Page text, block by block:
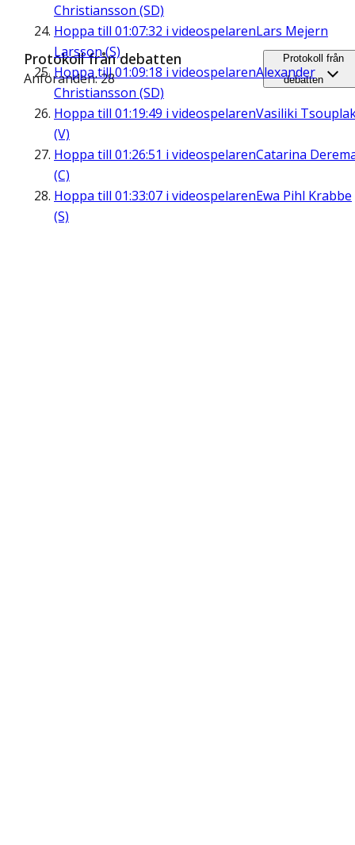
Christiansson (SD)
Hoppa till 01:07:32 i videospelarenLars Mejern
Larsson (S)
Hoppa till01:09:18 i videospelarenAlexander
Christiansson (SD)
Hoppa till 01:19:49 i videospelarenVasiliki
(V)
Hoppa till 01:26:51 i videospelarenCatarina
(C)
Hoppa till 01:33:07 i videospelarenEwa Pihl Krabbe
(S)
Protokoll från debatten
Anföranden: 28
Protokoll från
debatten